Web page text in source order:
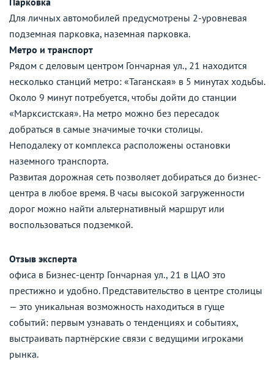
Для личных автомобилей предусмотрены 2-уровневая
подземная парковка, наземная парковка.
Метро и транспорт
Рядом с деловым центром Гончарная ул., 21 находится
несколько станций метро: «Таганская» в 5 минутах ходьбы.
Около 9 минут потребуется, чтобы дойти до станции
«Марксистская». На метро можно без пересадок
добраться в самые значимые точки столицы.
Неподалеку от комплекса расположены остановки
наземного транспорта.
Развитая дорожная сеть позволяет добираться до бизнес-
центра в любое время. В часы высокой загруженности
дорог можно найти альтернативный маршрут или
воспользоваться подземкой.
Отзыв эксперта
офиса в Бизнес-центр Гончарная ул., 21 в ЦАО это
престижно и удобно. Представительство в центре столицы
— это уникальная возможность находиться в гуще
событий: первым узнавать о тенденциях и событиях,
выстраивать партнёрские связи с ведущими игроками
рынка.